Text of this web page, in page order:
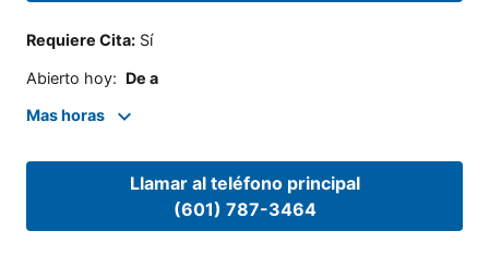
Requiere Cita: Sí
Abierto hoy: De a
Mas horas
Llamar al teléfono principal
(601) 787-3464